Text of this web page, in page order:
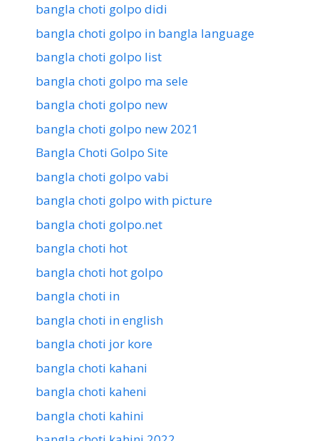
bangla choti golpo didi
bangla choti golpo in bangla language
bangla choti golpo list
bangla choti golpo ma sele
bangla choti golpo new
bangla choti golpo new 2021
Bangla Choti Golpo Site
bangla choti golpo vabi
bangla choti golpo with picture
bangla choti golpo.net
bangla choti hot
bangla choti hot golpo
bangla choti in
bangla choti in english
bangla choti jor kore
bangla choti kahani
bangla choti kaheni
bangla choti kahini